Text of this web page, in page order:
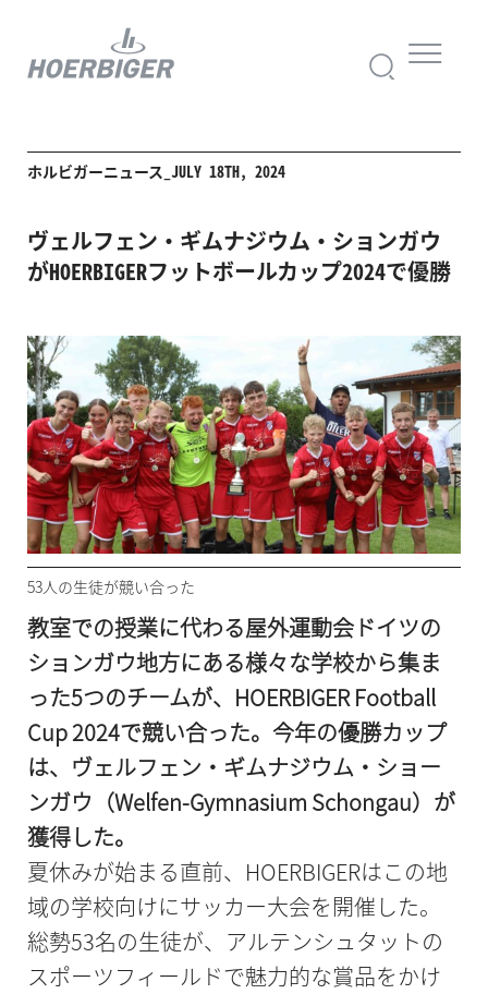
ホルビガーニュース_JULY 18TH, 2024
ヴェルフェン・ギムナジウム・ションガウ
がHOERBIGERフットボールカップ2024で優勝
53人の生徒が競い合った
教室での授業に代わる屋外運動会ドイツの
ションガウ地方にある様々な学校から集ま
った5つのチームが、HOERBIGER Football
Cup 2024で競い合った。今年の優勝カップ
は、ヴェルフェン・ギムナジウム・ショー
ンガウ（Welfen-Gymnasium Schongau）が
獲得した。
夏休みが始まる直前、HOERBIGERはこの地
域の学校向けにサッカー大会を開催した。
総勢53名の生徒が、アルテンシュタットの
スポーツフィールドで魅力的な賞品をかけ